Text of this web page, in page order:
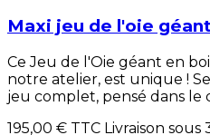
Maxi jeu de l'oie
Ce Jeu de l'Oie géant en
notre atelier, est unique !
jeu complet, pensé dans le
195,00 € TTC Livraison